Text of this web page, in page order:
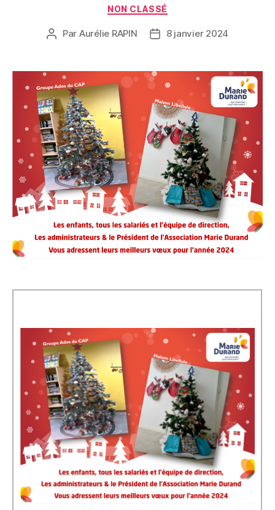
NON CLASSÉ
Par Aurélie RAPIN 8 janvier 2024